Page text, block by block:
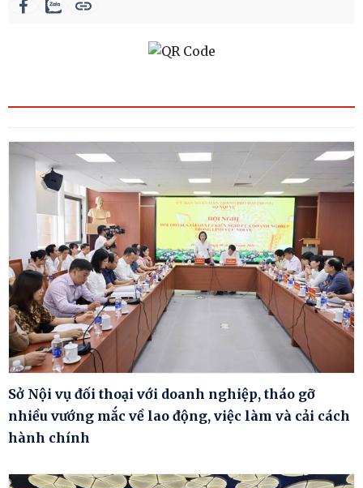
Sở Nội vụ đối thoại với doanh nghiệp, tháo gỡ
nhiều vướng mắc về lao động, việc làm và cải cách
hành chính